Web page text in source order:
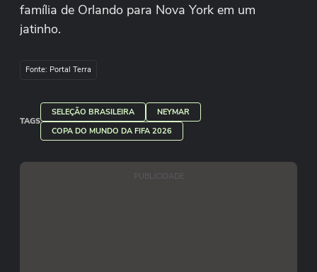
família de Orlando para Nova York em um
jatinho.
Reprodução/Instagram/brunabiancardi
Fonte: Portal Terra
TAGS
SELEÇÃO BRASILEIRA
NEYMAR
COPA DO MUNDO DA FIFA 2026
PUBLICIDADE